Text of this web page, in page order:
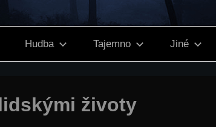
Hudba Tajemno Jiné
životy